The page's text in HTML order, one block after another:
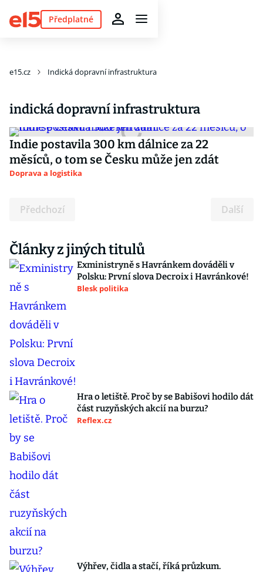
Předplatné
e15.cz Indická dopravní infrastruktura
indická dopravní infrastruktura
Indie postavila 300 km dálnice za 22
měsíců, o tom se Česku může jen zdát
Doprava a logistika
Předchozí Další
Články z jiných titulů
Exministryně s Havránkem dováděli v
Polsku: První slova Decroix i Havránkové!
Blesk politika
Hra o letiště. Proč by se Babišovi hodilo dát
část ruzyňských akcií na burzu?
Reflex.cz
Výhřev, čidla a stačí, říká průzkum.